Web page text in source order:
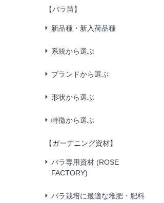
【バラ苗】
新品種・新入荷品種
系統から選ぶ
ブランドから選ぶ
形状から選ぶ
特徴から選ぶ
【ガーデニング資材】
バラ専用資材 (ROSE
FACTORY)
バラ栽培に最適な堆肥・肥料